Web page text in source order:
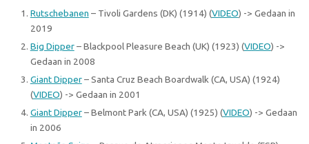
Rutschebanen – Tivoli Gardens (DK) (1914) (VIDEO) -> Gedaan in
2019
Big Dipper– Blackpool Pleasure Beach (UK) (1923) (VIDEO) ->
Gedaan in 2008
Giant Dipper– Santa Cruz Beach Boardwalk (CA, USA) (1924)
(VIDEO) -> Gedaan in 2001
Giant Dipper– Belmont Park (CA, USA) (1925) (VIDEO) -> Gedaan
in 2006